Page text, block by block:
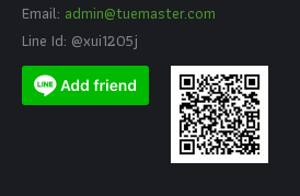
Email: admin@tuemaster.com
Line Id: @xui1205j